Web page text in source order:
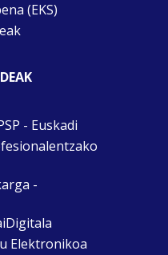
(EKS)
- Euskadi
-
Elektronikoa